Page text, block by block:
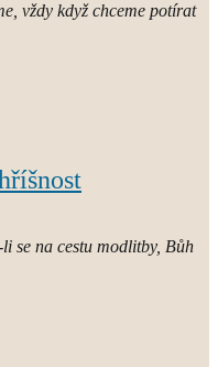
vždy když chceme potírat
se na cestu modlitby, Bůh